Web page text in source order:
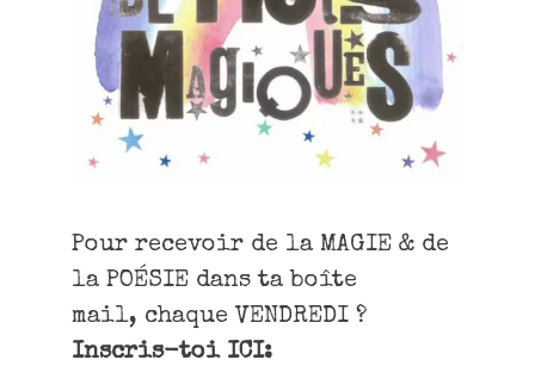
Pour recevoir de la MAGIE & de
la POÉSIE dans ta boîte
mail, chaque VENDREDI ?
Inscris-toi ICI: